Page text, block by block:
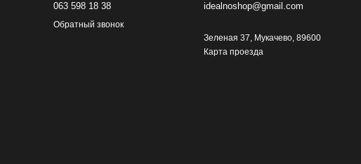
063 598 18 38
Обратный звонок
idealnoshop@gmail.com
Зеленая 37, Мукачево, 89600
Карта проезда